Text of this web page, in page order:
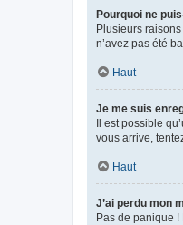
Pourquoi ne
Plusieurs
n’avez pas été
Haut
Je me suis
Il est possible
vous arrive,
Haut
J’ai perdu mon
Pas de panique